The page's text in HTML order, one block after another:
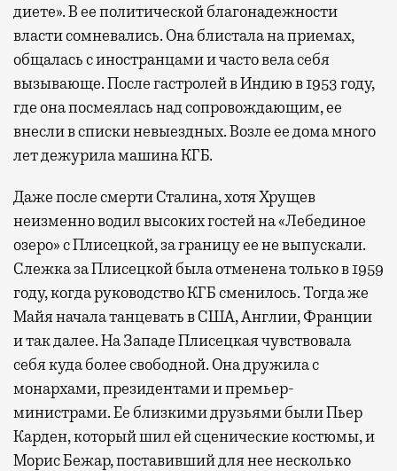
диете». В ее политической благонадежности
власти сомневались. Она блистала на приемах,
общалась с иностранцами и часто вела себя
вызывающе. После гастролей в Индию в 1953 году,
где она посмеялась над сопровождающим, ее
внесли в списки невыездных. Возле ее дома много
лет дежурила машина КГБ.
Даже после смерти Сталина, хотя Хрущев
неизменно водил высоких гостей на «Лебединое
озеро» с Плисецкой, за границу ее не выпускали.
Слежка за Плисецкой была отменена только в 1959
году, когда руководство КГБ сменилось. Тогда же
Майя начала танцевать в США, Англии, Франции
и так далее. На Западе Плисецкая чувствовала
себя куда более свободной. Она дружила с
монархами, президентами и премьер-
министрами. Ее близкими друзьями были Пьер
Карден, который шил ей сценические костюмы, и
Морис Бежар, поставивший для нее несколько